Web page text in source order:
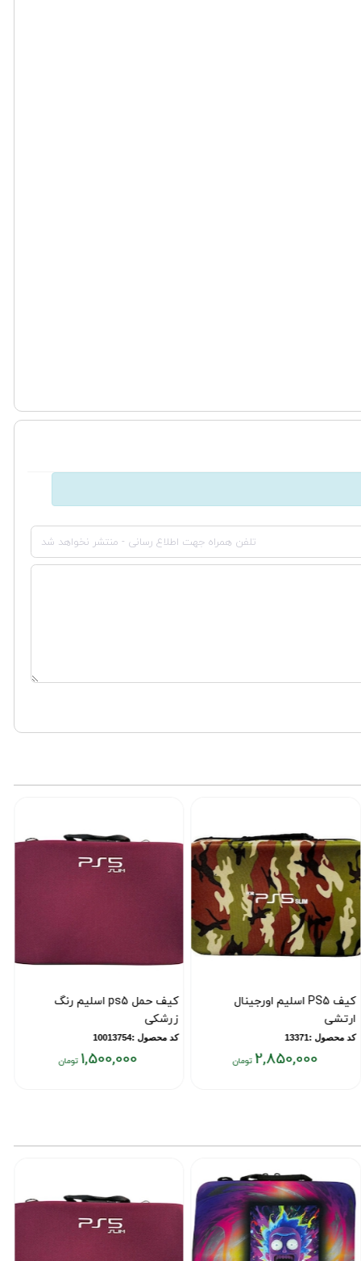
کیف PS5 اسلیم اورجینال
ارتشی
کد محصول :13371
2,850,000
کیف حمل ps5 اسلیم رنگ
زرشکی
کد محصول :10013754
1,500,000